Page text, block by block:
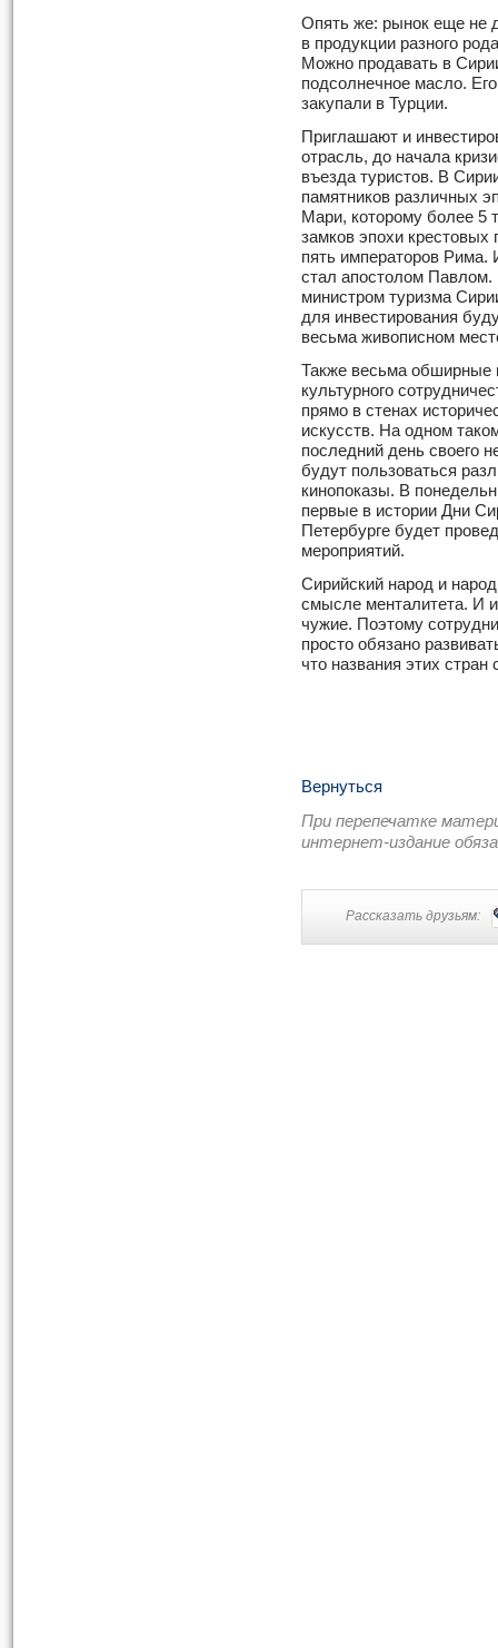
Опять же: рынок еще не
в продукции разного
Можно продавать в
подсолнечное масло.
закупали в Турции.
Приглашают и
отрасль, до начала
въезда туристов. В
памятников различных
Мари, которому более 5
замков эпохи
пять императоров Рима.
стал апостолом Павлом.
министром туризма
для инвестирования
весьма живописном
Также весьма обширные
культурного
прямо в стенах
искусств. На одном
последний день своего
будут пользоваться
кинопоказы. В
первые в истории Дни
Петербурге будет
мероприятий.
Сирийский народ и
смысле менталитета. И
чужие. Поэтому
просто обязано
что названия этих стран
Вернуться
При перепечатке
интернет-издание
Рассказать друзьям: